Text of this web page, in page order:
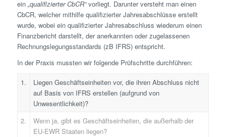
ein „qualifizierter CbCR“vorliegt. Darunter versteht man einen
CbCR, welcher mithilfe qualifizierter Jahresabschlüsse erstellt
wurde, wobei ein qualifizierter Jahresabschluss wiederum einen
Finanzbericht darstellt, der anerkannten oder zugelassenen
Rechnungslegungsstandards (zB IFRS) entspricht.
In der Praxis mussten wir folgende Prüfschritte durchführen:
1.
Liegen Geschäftseinheiten vor, die ihren Abschluss nicht
auf Basis von IFRS erstellen (aufgrund von
Unwesentlichkeit)?
2.
Wenn ja, gibt es Geschäftseinheiten, die außerhalb der
EU-EWR Staaten liegen?